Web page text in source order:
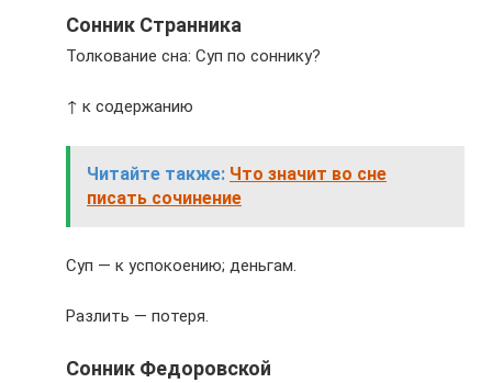
Сонник Странника
Толкование сна: Суп по соннику?
↑ к содержанию
Читайте также: Что значит во сне
писать сочинение
Суп — к успокоению; деньгам.
Разлить — потеря.
Сонник Федоровской